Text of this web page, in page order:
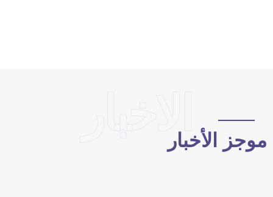
الأخبار